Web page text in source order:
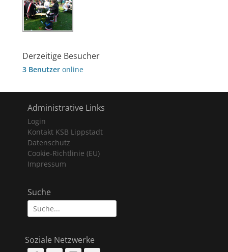
Derzeitige Besucher
3 Benutzer online
Administrative Links
Login
Kontakt KSB Lippstadt
Datenschutz
Cookie-Richtlinie (EU)
Impressum
Suche
Suche
nach:
Soziale Netzwerke